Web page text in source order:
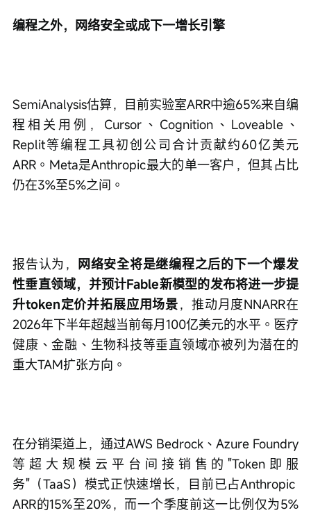
编程之外，网络安全或成下一增长引擎
SemiAnalysis估算，目前实验室ARR中逾65%来自编
程相关用例，Cursor、Cognition、Loveable、
Replit等编程工具初创公司合计贡献约60亿美元
ARR。Meta是Anthropic最大的单一客户，但其占比
仍在3%至5%之间。
报告认为，
网络安全将是继编程之后的下一个爆发
性垂直领域，并预计Fable新模型的发布将进一步提
升token定价并拓展应用场景，推动月度NNARR在
2026年下半年超越当前每月100亿美元的水平。医疗
健康、金融、生物科技等垂直领域亦被列为潜在的
重大TAM扩张方向。
在分销渠道上，通过AWS Bedrock、Azure Foundry
等超大规模云平台间接销售的"Token即服
务"（TaaS）模式正快速增长，目前已占Anthropic
ARR的15%至20%，而一个季度前这一比例仅为5%